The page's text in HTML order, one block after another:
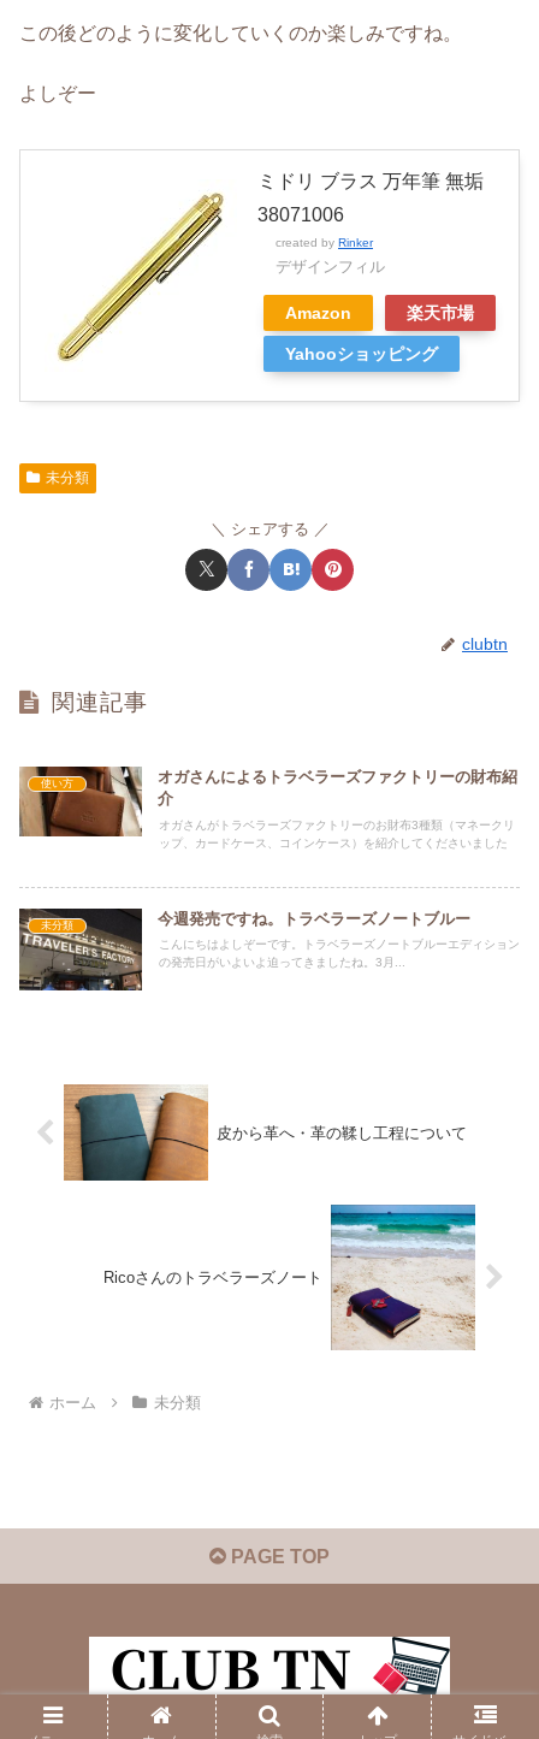
この後どのように変化していくのか楽しみですね。
よしぞー
ミドリ ブラス 万年筆 無垢
38071006
created by Rinker
デザインフィル
Amazon 楽天市場
Yahooショッピング
未分類
シェアする
clubtn
関連記事
使い方
オガさんによるトラベラーズファクトリーの財布紹
介
オガさんがトラベラーズファクトリーのお財布3種類（マネークリ
ップ、カードケース、コインケース）を紹介してくださいました
未分類 今週発売ですね。トラベラーズノートブルー
こんにちはよしぞーです。トラベラーズノートブルーエディション
の発売日がいよいよ迫ってきましたね。3月...
皮から革へ・革の鞣し工程について
Ricoさんのトラベラーズノート
ホーム 未分類
PAGE TOP
© 2018 CLUB TN.